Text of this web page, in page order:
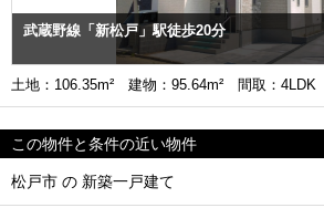
武蔵野線「新松戸」駅徒歩20分
土地：106.35m² 建物：95.64m² 間取：4LDK
この物件と条件の近い物件
松戸市 の 新築一戸建て